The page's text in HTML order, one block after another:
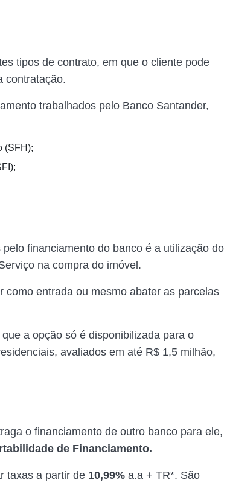
tipos de contrato, em que o cliente pode
contratação.
trabalhados pelo Banco Santander,
(SFH);
financiamento do banco é a utilização do
na compra do imóvel.
como entrada ou mesmo abater as parcelas
a opção só é disponibilizada para o
avaliados em até R$ 1,5 milhão,
o financiamento de outro banco para ele,
de Financiamento.
taxas a partir de 10,99% a.a + TR*. São